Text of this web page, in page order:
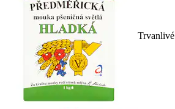
Trvanlivé